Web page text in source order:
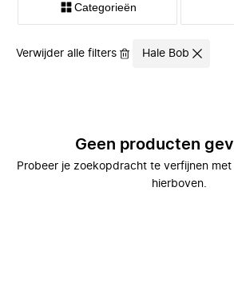
Categorieën
Verwijder alle filters Hale Bob
Geen producten
Probeer je zoekopdracht te verfijnen
hierboven.